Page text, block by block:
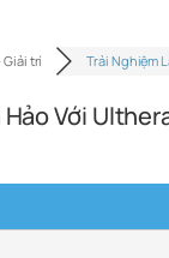
Giải trí Trải Nghiệm
Với